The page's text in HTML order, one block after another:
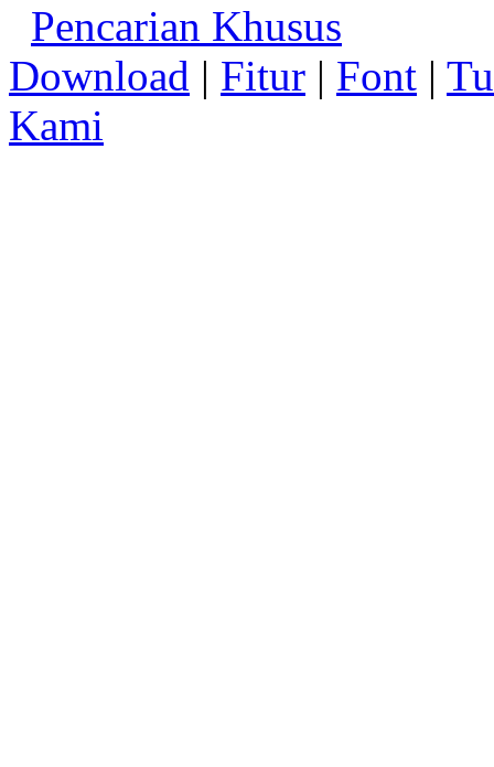
Pencarian Khusus
Download | Fitur | Font |
Kami